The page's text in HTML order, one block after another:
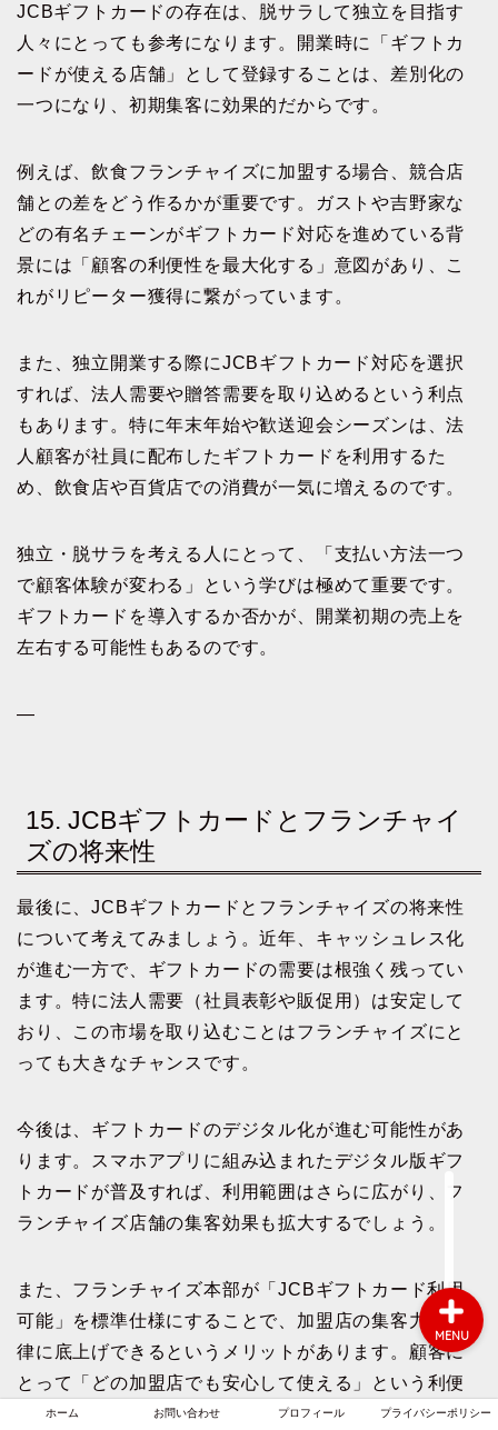
JCBギフトカードの存在は、脱サラして独立を目指す
人々にとっても参考になります。開業時に「ギフトカ
ードが使える店舗」として登録することは、差別化の
一つになり、初期集客に効果的だからです。
例えば、飲食フランチャイズに加盟する場合、競合店
舗との差をどう作るかが重要です。ガストや吉野家な
どの有名チェーンがギフトカード対応を進めている背
景には「顧客の利便性を最大化する」意図があり、こ
れがリピーター獲得に繋がっています。
また、独立開業する際にJCBギフトカード対応を選択
すれば、法人需要や贈答需要を取り込めるという利点
もあります。特に年末年始や歓送迎会シーズンは、法
人顧客が社員に配布したギフトカードを利用するた
め、飲食店や百貨店での消費が一気に増えるのです。
独立・脱サラを考える人にとって、「支払い方法一つ
で顧客体験が変わる」という学びは極めて重要です。
ギフトカードを導入するか否かが、開業初期の売上を
左右する可能性もあるのです。
—
15. JCBギフトカードとフランチャイ
ズの将来性
最後に、JCBギフトカードとフランチャイズの将来性
について考えてみましょう。近年、キャッシュレス化
が進む一方で、ギフトカードの需要は根強く残ってい
ます。特に法人需要（社員表彰や販促用）は安定して
おり、この市場を取り込むことはフランチャイズにと
っても大きなチャンスです。
今後は、ギフトカードのデジタル化が進む可能性があ
ります。スマホアプリに組み込まれたデジタル版ギフ
トカードが普及すれば、利用範囲はさらに広がり、フ
ランチャイズ店舗の集客効果も拡大するでしょう。
また、フランチャイズ本部が「JCBギフトカード利用
可能」を標準仕様にすることで、加盟店の集客力を一
律に底上げできるというメリットがあります。顧客に
とって「どの加盟店でも安心して使える」という利便
性は、ブランド全体の競争力向上に繋がります。
ホーム お問い合わせ プロフィール プライバシーポリシー
MENU
ホーム
プライバシーポリシー